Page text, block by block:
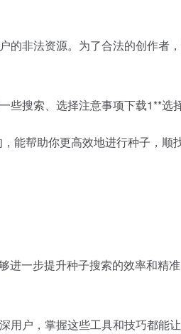
非法资源。为了合法的创作者
搜索、选择注意事项下载1**
能帮助你更高效地进行种子，
一步提升种子搜索的效率和精
户，掌握这些工具和技巧都能